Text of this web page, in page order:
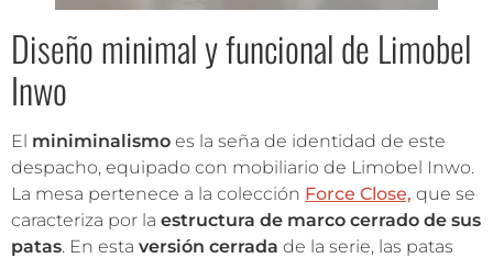
Diseño minimal y funcional de Limobel
Inwo
El miniminalismo es la seña de identidad de este
despacho, equipado con mobiliario de Limobel Inwo.
La mesa pertenece a la colección Force Close, que se
caracteriza por la estructura de marco cerrado de sus
patas. En esta versión cerrada de la serie, las patas